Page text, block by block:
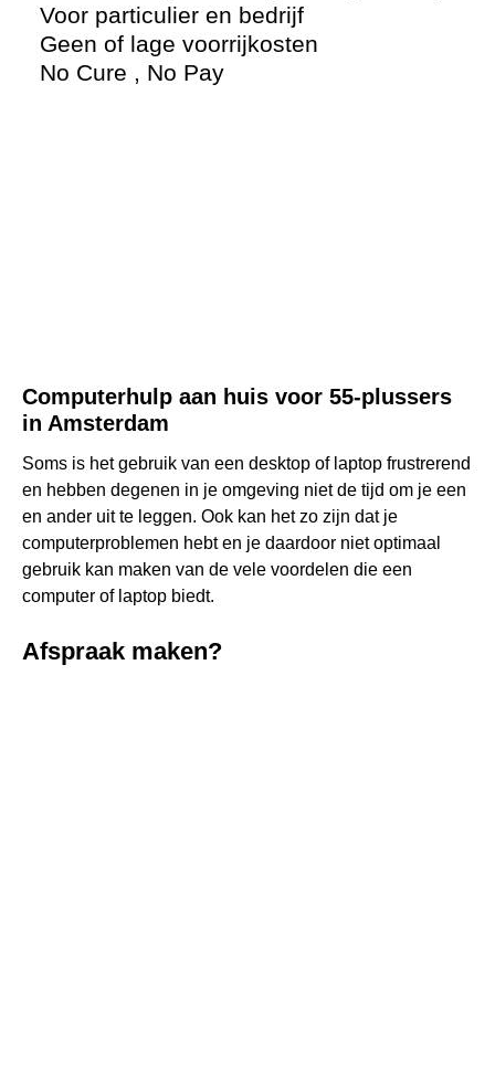
Voor particulier en bedrijf
Geen of lage voorrijkosten
No Cure , No Pay
Computerhulp aan huis voor 55-plussers
in Amsterdam
Soms is het gebruik van een desktop of laptop frustrerend
en hebben degenen in je omgeving niet de tijd om je een
en ander uit te leggen. Ook kan het zo zijn dat je
computerproblemen hebt en je daardoor niet optimaal
gebruik kan maken van de vele voordelen die een
computer of laptop biedt.
Afspraak maken?